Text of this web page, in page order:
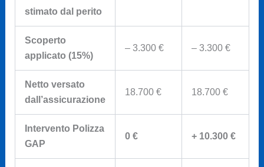
stimato dal perito
Scoperto
applicato (15%)
– 3.300 € – 3.300 €
Netto versato
dall’assicurazione
18.700 € 18.700 €
Intervento Polizza
GAP
0 € + 10.300 €